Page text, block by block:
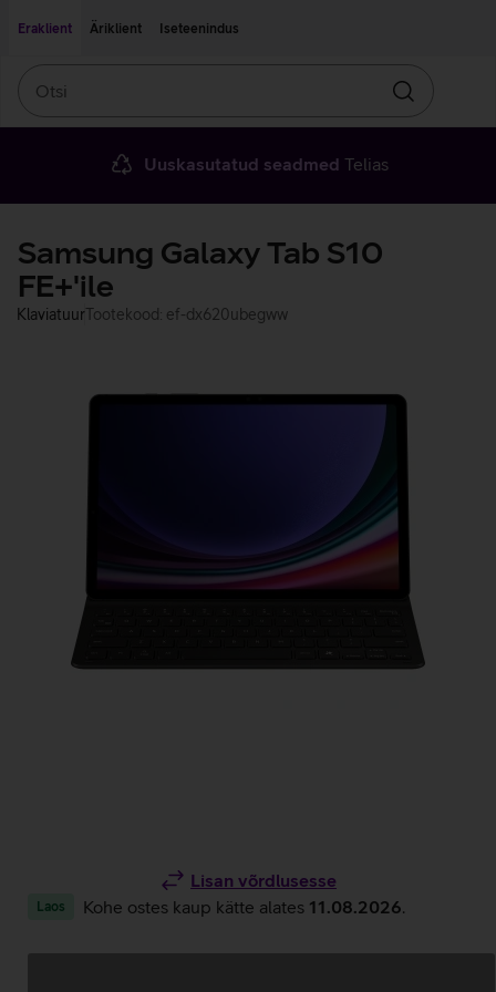
Eraklient
Äriklient Iseteenindus
Otsin
Uuskasutatud seadmed Telias
Samsung Galaxy Tab S10
FE+'ile
KlaviatuurTootekood: ef-dx620ubegww
Lisan võrdlusesse
Laos Kohe ostes kaup kätte alates 11.08.2026